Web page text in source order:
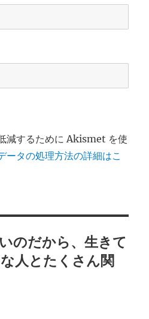
減するために Akismet を使
ータの処理方法の詳細はこ
のだから、生きて
人とたくさん関